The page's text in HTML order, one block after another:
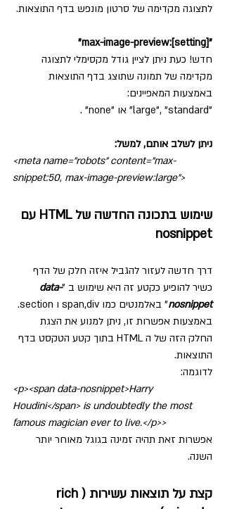
לתצוגה מקדימה של סרטון מונפש בדף התוצאות.
"max-image-preview:[setting]"
חדש! כעת ניתן לציין גודל מקסימלי לתצוגה
מקדימה של תמונה שתוצג בדף התוצאות
באמצעות המאפיינים:
"large", "standard" או "none" .
ניתן לשלב אותם, למשל:
<meta name="robots" content="max-
snippet:50, max-image-preview:large">
שימוש בתכונה החדשה של HTML עם
nosnippet
דרך חדשה לעזור להגביל איזה חלק של הדף
כשיר להופיע כקטע זה היא שימוש ב "data-
nosnippet" באלמנטים כמו span,div ו section.
באמצעות אפשרות זו, ניתן למנוע את הצגת
החלק הזה של ה HTML בתוך קטע הטקסט בדף
התוצאות.
לדוגמה:
<p><span data-nosnippet>Harry
Houdini</span> is undoubtedly the most
famous magician ever to live.</p>>
אפשרות זאת תהיה זמינה בגוגל מאוחר יותר
השנה.
קצת על תוצאות עשירות (rich